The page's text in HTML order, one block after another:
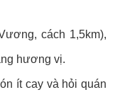
cách 1,5km),
hương vị.
ít cay và hỏi quán